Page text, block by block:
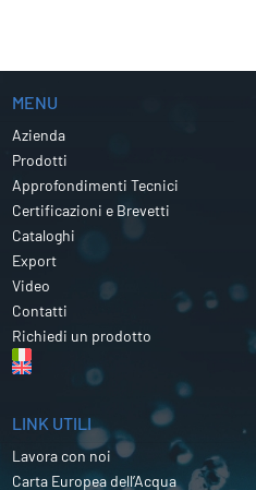
MENU
Azienda
Prodotti
Approfondimenti Tecnici
Certificazioni e Brevetti
Cataloghi
Export
Video
Contatti
Richiedi un prodotto
LINK UTILI
Lavora con noi
Carta Europea dell’Acqua